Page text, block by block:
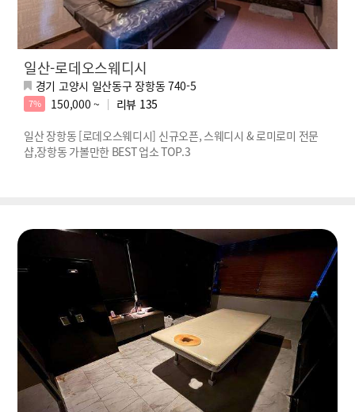
일산-로데오스웨디시
경기 고양시 일산동구 장항동 740-5
7% 150,000 ~ 리뷰 135
일산 장항동 [로데오스웨디시] 신규오픈, 스웨디시 & 로미로미 전문
샵,장항동 가볼만한 BEST 업소 TOP.3